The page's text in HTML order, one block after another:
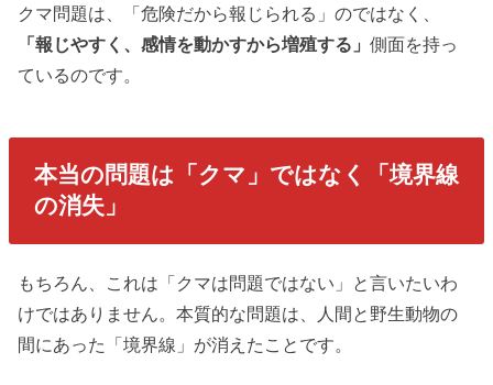
クマ問題は、「危険だから報じられる」のではなく、
「報じやすく、感情を動かすから増殖する」側面を持っ
ているのです。
本当の問題は「クマ」ではなく「境界線
の消失」
もちろん、これは「クマは問題ではない」と言いたいわ
けではありません。本質的な問題は、人間と野生動物の
間にあった「境界線」が消えたことです。